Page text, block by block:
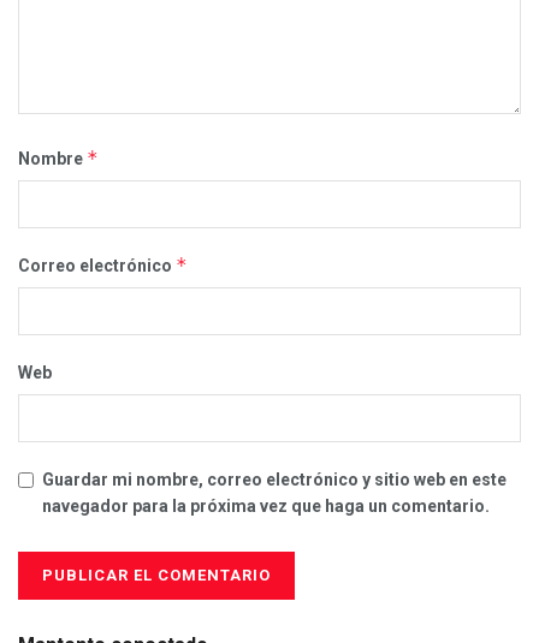
Nombre *
Correo electrónico *
Web
Guardar mi nombre, correo electrónico y sitio web en este
navegador para la próxima vez que haga un comentario.